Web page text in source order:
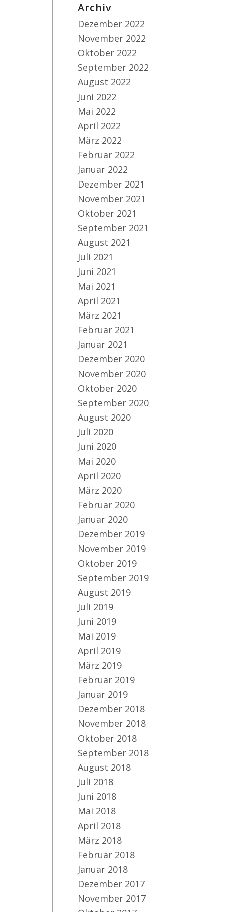
Archiv
Dezember 2022
November 2022
Oktober 2022
September 2022
August 2022
Juni 2022
Mai 2022
April 2022
März 2022
Februar 2022
Januar 2022
Dezember 2021
November 2021
Oktober 2021
September 2021
August 2021
Juli 2021
Juni 2021
Mai 2021
April 2021
März 2021
Februar 2021
Januar 2021
Dezember 2020
November 2020
Oktober 2020
September 2020
August 2020
Juli 2020
Juni 2020
Mai 2020
April 2020
März 2020
Februar 2020
Januar 2020
Dezember 2019
November 2019
Oktober 2019
September 2019
August 2019
Juli 2019
Juni 2019
Mai 2019
April 2019
März 2019
Februar 2019
Januar 2019
Dezember 2018
November 2018
Oktober 2018
September 2018
August 2018
Juli 2018
Juni 2018
Mai 2018
April 2018
März 2018
Februar 2018
Januar 2018
Dezember 2017
November 2017